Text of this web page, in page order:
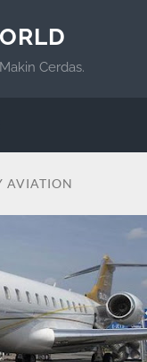
Cerdas.
AVIATION